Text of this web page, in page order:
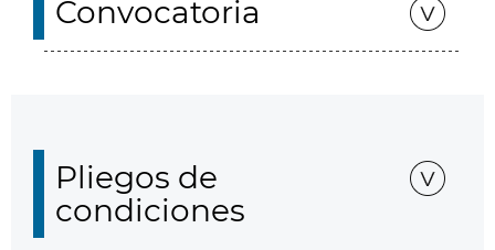
Convocatoria
Pliegos de
condiciones